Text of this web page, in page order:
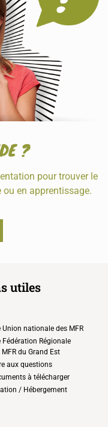
?
pour trouver le
en apprentissage.
utiles
Union nationale des MFR
Fédération Régionale
MFR du Grand Est
aux questions
à télécharger
/ Hébergement